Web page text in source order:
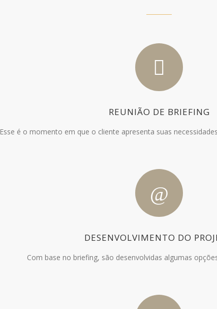
REUNIÃO DE BRIEFING
Esse é o momento em que o cliente apresenta suas
DESENVOLVIMENTO DO
Com base no briefing, são desenvolvidas algumas